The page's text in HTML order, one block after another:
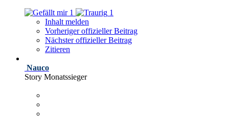
1
1
Inhalt melden
Vorheriger offizieller Beitrag
Nächster offizieller Beitrag
Zitieren
Nauco
Story Monatssieger